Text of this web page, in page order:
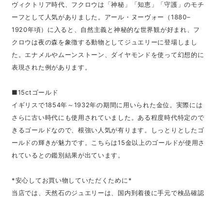
ヴィクトリア時代、フクロウは「神秘」「知恵」「守護」のモチ
ーフとして人気がありました。アール・ヌーヴォー（1880–
1920年頃）に入ると、自然主義と神秘的な世界観が好まれ、フ
クロウは夜の森を象徴する動物としてジュエリーに登場しまし
た。エナメルやムーンストーン、ダイヤモンドを使って幻想的に
表現された例があります。
■15ctゴールド
イギリスで1854年～1932年の期間に用いられた金位。実際には
さらに古い時代にも使用されていました。ある程度時代特定ので
きるゴールドなので、根強い人気が有ります。しっとりとしたゴ
ールドの輝きが魅力です。こちらは15金以上のゴールドが使用さ
れているとの鑑別結果が出ています。
*安心してお買い物していただくために*
当店では、天然石のジュエリーは、国内到着後に手元で検品確認